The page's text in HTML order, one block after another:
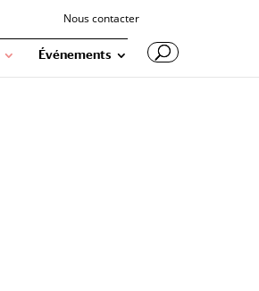
Nous contacter
Événements